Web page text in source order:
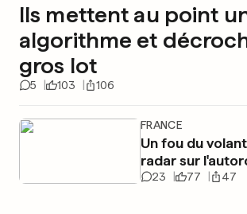
Ils mettent au point
algorithme et
gros lot
5 103 106
FRANCE
Un fou du
radar sur
23 77 47